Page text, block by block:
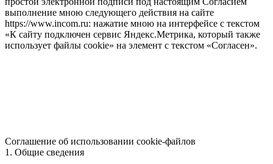
выполнение мною следующего действия на сайте
https://www.incom.ru: нажатие мною на интерфейсе с текстом
«К сайту подключен сервис Яндекс.Метрика, который также
использует файлы cookie» на элемент с текстом «Согласен».
Соглашение об использовании cookie-файлов
1. Общие сведения